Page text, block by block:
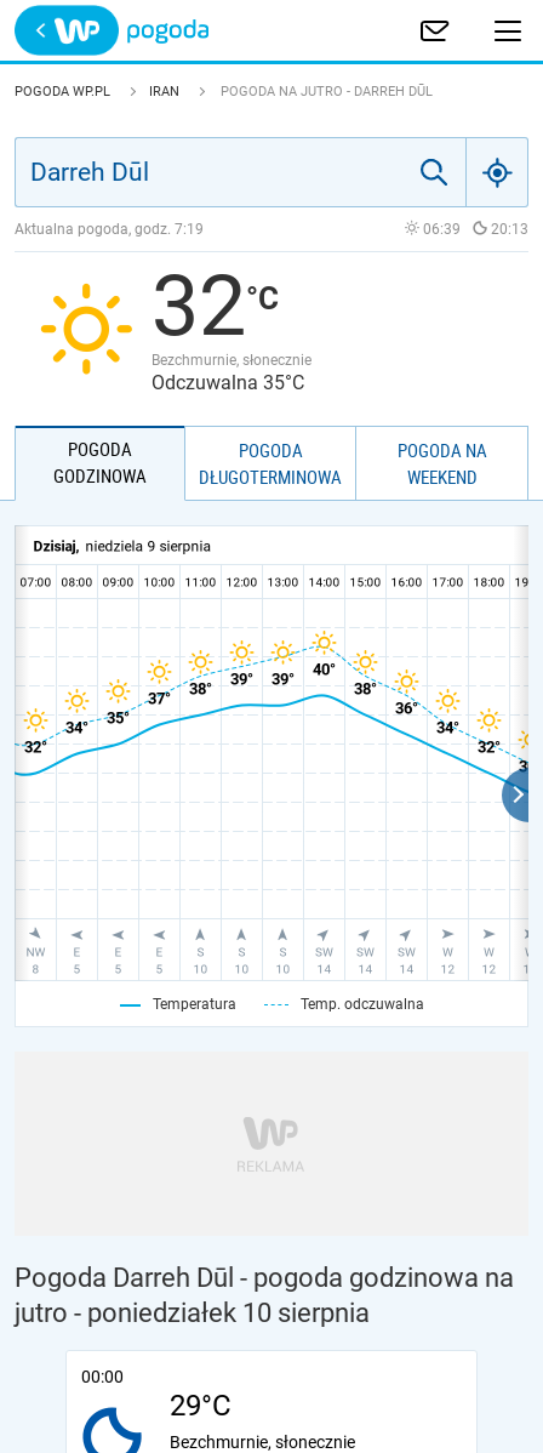
Trwa ładowanie
POLSKA
JAKOŚĆ POWIETRZA
POGODA WP.PL IRAN POGODA NA JUTRO - DARREH DŪL
Aktualna pogoda, godz. 7:19 06:39 20:13
32
Bezchmurnie, słonecznie
Odczuwalna 35°C
POGODA
GODZINOWA
POGODA
DŁUGOTERMINOWA
POGODA NA
WEEKEND
Temperatura Temp. odczuwalna
Pogoda Darreh Dūl - pogoda godzinowa na
jutro - poniedziałek 10 sierpnia
00:00
29°C
Bezchmurnie, słonecznie